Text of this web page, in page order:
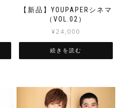
【新品】YOUPAPERシネマ
（VOL.02）
¥24,000
続きを読む